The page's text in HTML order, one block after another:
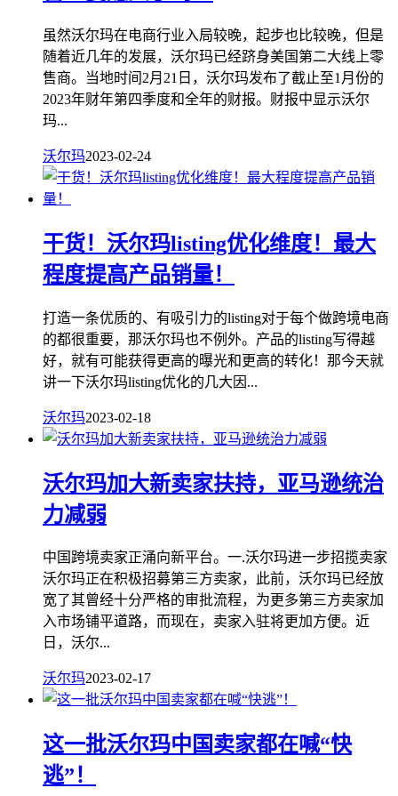
虽然沃尔玛在电商行业入局较晚，起步也比较晚，但是
随着近几年的发展，沃尔玛已经跻身美国第二大线上零
售商。当地时间2月21日，沃尔玛发布了截止至1月份的
2023年财年第四季度和全年的财报。财报中显示沃尔
玛...
沃尔玛2023-02-24
干货！沃尔玛listing优化维度！最大
程度提高产品销量！
打造一条优质的、有吸引力的listing对于每个做跨境电商
的都很重要，那沃尔玛也不例外。产品的listing写得越
好，就有可能获得更高的曝光和更高的转化！那今天就
讲一下沃尔玛listing优化的几大因...
沃尔玛2023-02-18
沃尔玛加大新卖家扶持，亚马逊统治
力减弱
中国跨境卖家正涌向新平台。一.沃尔玛进一步招揽卖家
沃尔玛正在积极招募第三方卖家，此前，沃尔玛已经放
宽了其曾经十分严格的审批流程，为更多第三方卖家加
入市场铺平道路，而现在，卖家入驻将更加方便。近
日，沃尔...
沃尔玛2023-02-17
这一批沃尔玛中国卖家都在喊“快
逃”！